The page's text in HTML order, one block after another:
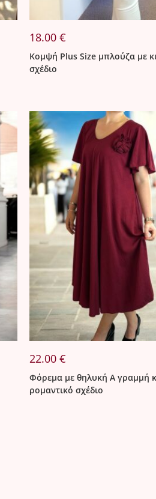
18.00 €
Κομψή Plus Size μπλούζα με
σχέδιο
22.00 €
Φόρεμα με θηλυκή Α γραμμή
ρομαντικό σχέδιο